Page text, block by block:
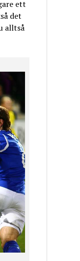
ett
det
alltså